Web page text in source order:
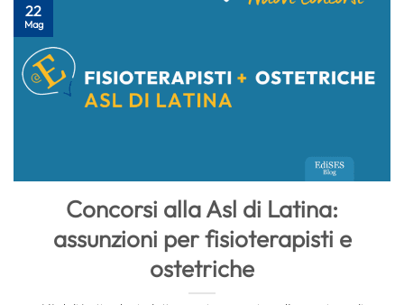
Concorsi alla Asl di Latina:
assunzioni per fisioterapisti e
ostetriche
22
Mag